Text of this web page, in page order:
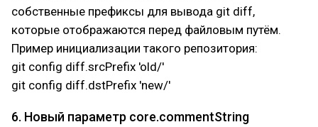
собственные префиксы для вывода git diff,
которые отображаются перед файловым путём.
Пример инициализации такого репозитория:
git config diff.srcPrefix 'old/'
git config diff.dstPrefix 'new/'
6. Новый параметр core.commentString